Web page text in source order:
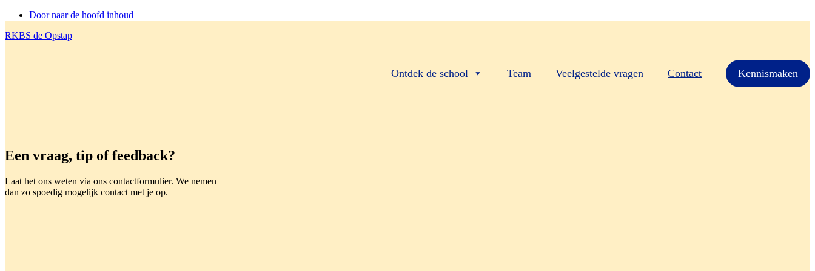
Door naar de hoofd inhoud
RKBS de Opstap
Ontdek de school Team Veelgestelde vragen Contact Kennismaken
Een vraag, tip of feedback?
Laat het ons weten via ons contactformulier. We nemen
dan zo spoedig mogelijk contact met je op.